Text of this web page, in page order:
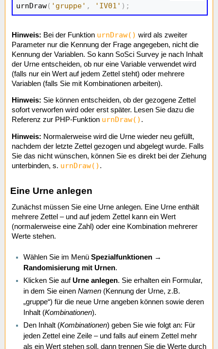
urnDraw( 'gruppe' , 'IV01' ) ;
Hinweis: Bei der Funktion urnDraw() wird als zweiter
Parameter nur die Kennung der Frage angegeben, nicht die
Kennung der Variablen. So kann SoSci Survey je nach Inhalt
der Urne entscheiden, ob nur eine Variable verwendet wird
(falls nur ein Wert auf jedem Zettel steht) oder mehrere
Variablen (falls Sie mit Kombinationen arbeiten).
Hinweis: Sie können entscheiden, ob der gezogene Zettel
sofort verworfen wird oder erst später. Lesen Sie dazu die
Referenz zur PHP-Funktion urnDraw() .
Hinweis: Normalerweise wird die Urne wieder neu gefüllt,
nachdem der letzte Zettel gezogen und abgelegt wurde. Falls
Sie das nicht wünschen, können Sie es direkt bei der Ziehung
unterbinden, s. urnDraw() .
Eine Urne anlegen
Zunächst müssen Sie eine Urne anlegen. Eine Urne enthält
mehrere Zettel – und auf jedem Zettel kann ein Wert
(normalerweise eine Zahl) oder eine Kombination mehrerer
Werte stehen.
Wählen Sie im Menü Spezialfunktionen →
Randomisierung mit Urnen.
Klicken Sie aufUrne anlegen. Sie erhalten ein Formular,
in dem Sie einen Namen (Kennung der Urne, z.B.
„gruppe“) für die neue Urne angeben können sowie deren
Inhalt (Kombinationen).
Den Inhalt (Kombinationen) geben Sie wie folgt an: Für
jeden Zettel eine Zeile – und falls auf einem Zettel mehr
als ein Wert stehen soll, dann trennen Sie die Werte durch